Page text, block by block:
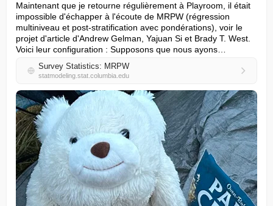
Maintenant que je retourne régulièrement à Playroom, il était
impossible d'échapper à l'écoute de MRPW (régression
multiniveau et post-stratification avec pondérations), voir le
projet d'article d'Andrew Gelman, Yajuan Si et Brady T. West.
Voici leur configuration : Supposons que nous ayons…
Survey Statistics: MRPW
statmodeling.stat.columbia.edu